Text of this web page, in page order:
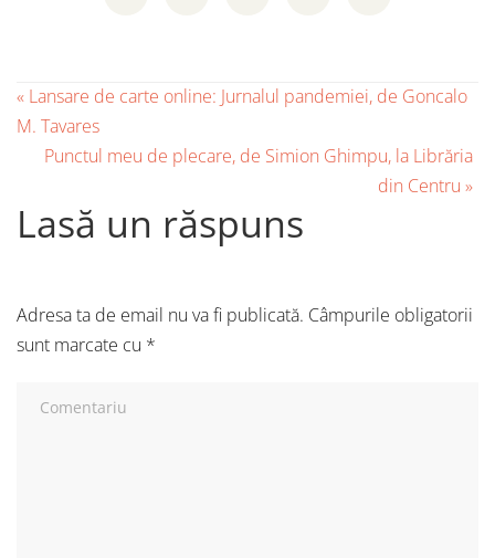
« Lansare de carte online: Jurnalul pandemiei, de Goncalo
M. Tavares
Punctul meu de plecare, de Simion Ghimpu, la Librăria
din Centru »
Lasă un răspuns
Adresa ta de email nu va fi publicată. Câmpurile obligatorii
sunt marcate cu *